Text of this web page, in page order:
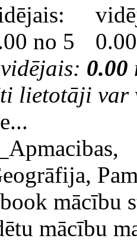
0.00
lietotāji var
mācību
mācību